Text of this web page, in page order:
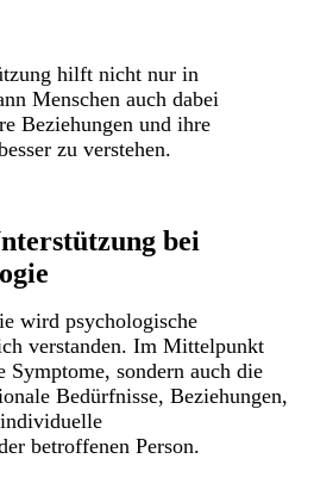
hilft nicht nur in
Menschen auch dabei
Beziehungen und ihre
zu verstehen.
bei
wird psychologische
verstanden. Im Mittelpunkt
Symptome, sondern auch die
Bedürfnisse, Beziehungen,
betroffenen Person.